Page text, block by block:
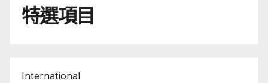
特選項目
International